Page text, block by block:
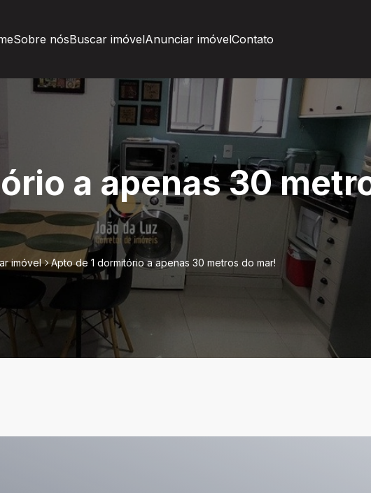
Sobre nósBuscar imóvelAnunciar imóvelContato
a apenas 30
imóvel Apto de 1 dormitório a apenas 30 metros do mar!